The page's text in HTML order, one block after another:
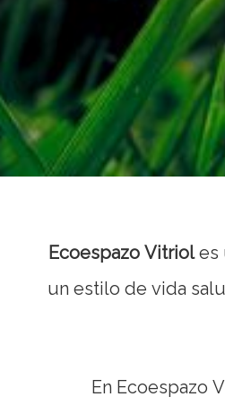
Ecoespazo Vitrioles
un estilo de vida
En Ecoespazo